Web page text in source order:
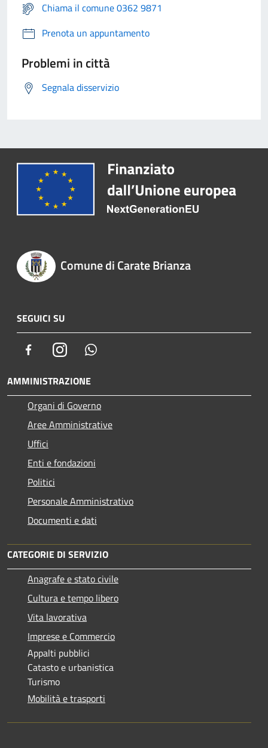
Chiama il comune 0362 9871
Prenota un appuntamento
Problemi in città
Segnala disservizio
Comune di Carate Brianza
SEGUICI SU
FacebookInstagram
AMMINISTRAZIONE
Organi di Governo
Aree Amministrative
Uffici
Enti e fondazioni
Politici
Personale Amministrativo
Documenti e dati
CATEGORIE DI SERVIZIO
Anagrafe e stato civile
Cultura e tempo libero
Vita lavorativa
Imprese e Commercio
Appalti pubblici
Catasto e urbanistica
Turismo
Mobilità e trasporti